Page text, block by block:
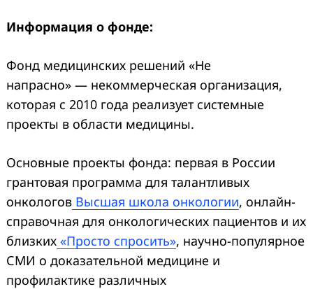
Информация о фонде:
Фонд медицинских решений «Не
напрасно» — некоммерческая организация,
которая с 2010 года реализует системные
проекты в области медицины.
Основные проекты фонда: первая в России
грантовая программа для талантливых
онкологов Высшая школа онкологии, онлайн-
справочная для онкологических пациентов и их
близких «Просто спросить», научно-популярное
СМИ о доказательной медицине и
профилактике различных